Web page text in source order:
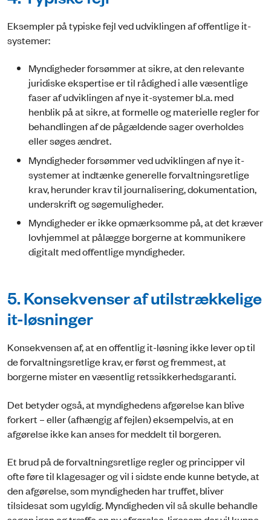
Eksempler på typiske fejl ved udviklingen af offentlige it-
systemer:
Myndigheder forsømmer at sikre, at den relevante
juridiske ekspertise er til rådighed i alle væsentlige
faser af udviklingen af nye it-systemer bl.a. med
henblik på at sikre, at formelle og materielle regler for
behandlingen af de pågældende sager overholdes
eller søges ændret.
Myndigheder forsømmer ved udviklingen af nye it-
systemer at indtænke generelle forvaltningsretlige
krav, herunder krav til journalisering, dokumentation,
underskrift og søgemuligheder.
Myndigheder er ikke opmærksomme på, at det kræver
lovhjemmel at pålægge borgerne at kommunikere
digitalt med offentlige myndigheder.
5. Konsekvenser af utilstrækkelige
it-løsninger
Konsekvensen af, at en offentlig it-løsning ikke lever op til
de forvaltningsretlige krav, er først og fremmest, at
borgerne mister en væsentlig retssikkerhedsgaranti.
Det betyder også, at myndighedens afgørelse kan blive
forkert ­– eller (afhængig af fejlen) eksempelvis, at en
afgørelse ikke kan anses for meddelt til borgeren.
Et brud på de forvaltningsretlige regler og principper vil
ofte føre til klagesager og vil i sidste ende kunne betyde, at
den afgørelse, som myndigheden har truffet, bliver
tilsidesat som ugyldig. Myndigheden vil så skulle behandle